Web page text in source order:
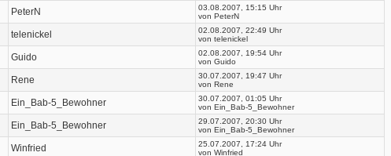
PeterN
03.08.2007, 15:15 Uhr
von PeterN
telenickel
02.08.2007, 22:49 Uhr
von telenickel
Guido
02.08.2007, 19:54 Uhr
von Guido
Rene
30.07.2007, 19:47 Uhr
von Rene
Ein_Bab-5_Bewohner
30.07.2007, 01:05 Uhr
von Ein_Bab-5_Bewohner
Ein_Bab-5_Bewohner
29.07.2007, 20:30 Uhr
von Ein_Bab-5_Bewohner
Winfried
25.07.2007, 17:24 Uhr
von Winfried